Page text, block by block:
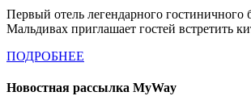
Первый отель легендарного гостиничного
Мальдивах приглашает гостей встретить
ПОДРОБНЕЕ
Новостная рассылка MyWay